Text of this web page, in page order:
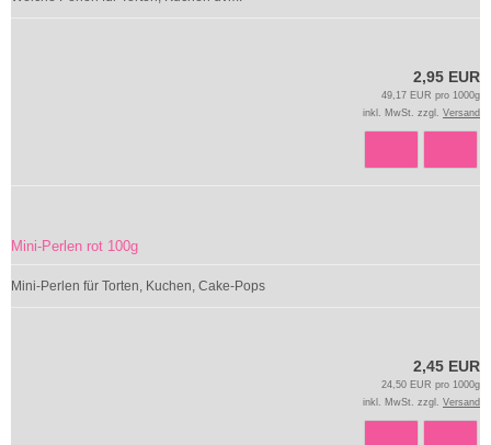
2,95 EUR
49,17 EUR pro 1000g
inkl. MwSt. zzgl. Versand
Mini-Perlen rot 100g
Mini-Perlen für Torten, Kuchen, Cake-Pops
2,45 EUR
24,50 EUR pro 1000g
inkl. MwSt. zzgl. Versand